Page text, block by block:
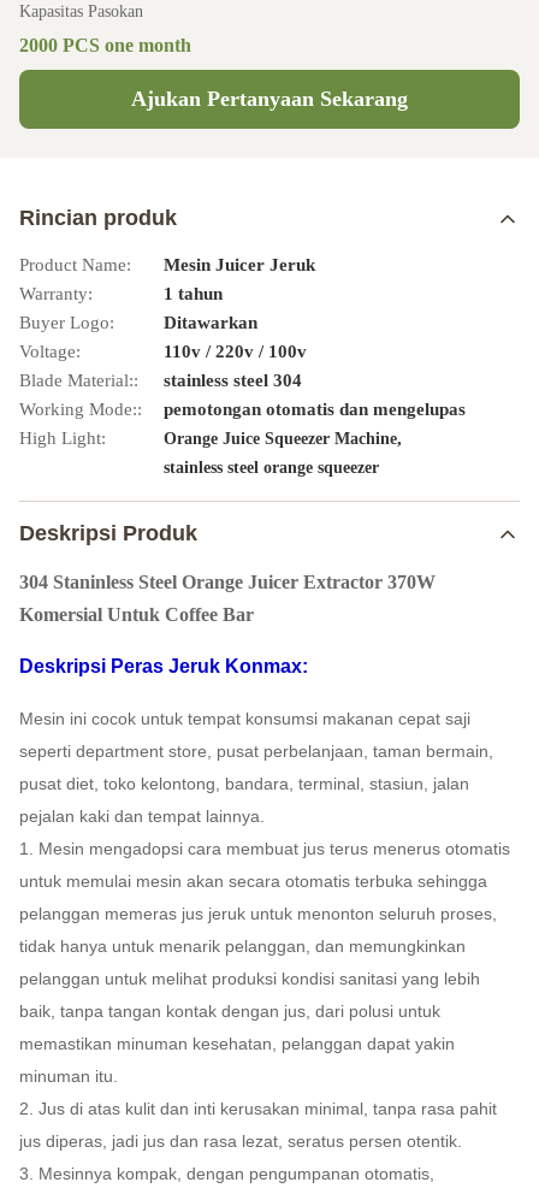
Kapasitas Pasokan
2000 PCS one month
Ajukan Pertanyaan Sekarang
Rincian produk
Product Name:
Mesin Juicer Jeruk
Warranty:
1 tahun
Buyer Logo:
Ditawarkan
Voltage:
110v / 220v / 100v
Blade Material::
stainless steel 304
Working Mode::
pemotongan otomatis dan mengelupas
High Light:
Orange Juice Squeezer Machine,
stainless steel orange squeezer
Deskripsi Produk
304 Staninless Steel Orange Juicer Extractor 370W
Komersial Untuk Coffee Bar
Deskripsi Peras Jeruk Konmax:
Mesin ini cocok untuk tempat konsumsi makanan cepat saji
seperti department store, pusat perbelanjaan, taman bermain,
pusat diet, toko kelontong, bandara, terminal, stasiun, jalan
pejalan kaki dan tempat lainnya.
1. Mesin mengadopsi cara membuat jus terus menerus otomatis
untuk memulai mesin akan secara otomatis terbuka sehingga
pelanggan memeras jus jeruk untuk menonton seluruh proses,
tidak hanya untuk menarik pelanggan, dan memungkinkan
pelanggan untuk melihat produksi kondisi sanitasi yang lebih
baik, tanpa tangan kontak dengan jus, dari polusi untuk
memastikan minuman kesehatan, pelanggan dapat yakin
minuman itu.
2. Jus di atas kulit dan inti kerusakan minimal, tanpa rasa pahit
jus diperas, jadi jus dan rasa lezat, seratus persen otentik.
3. Mesinnya kompak, dengan pengumpanan otomatis,